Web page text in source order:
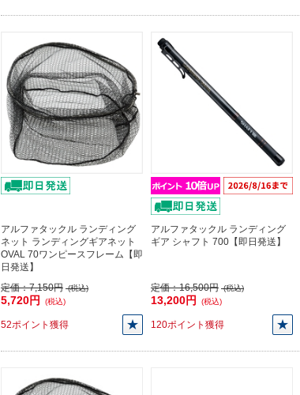
アルファタックル ランディング
ネット ランディングギアネット
OVAL 70ワンピースフレーム【即
日発送】
定価：7,150円 (税込)
5,720円 (税込)
52ポイント獲得
アルファタックル ランディング
ギア シャフト 700【即日発送】
定価：16,500円 (税込)
13,200円 (税込)
120ポイント獲得